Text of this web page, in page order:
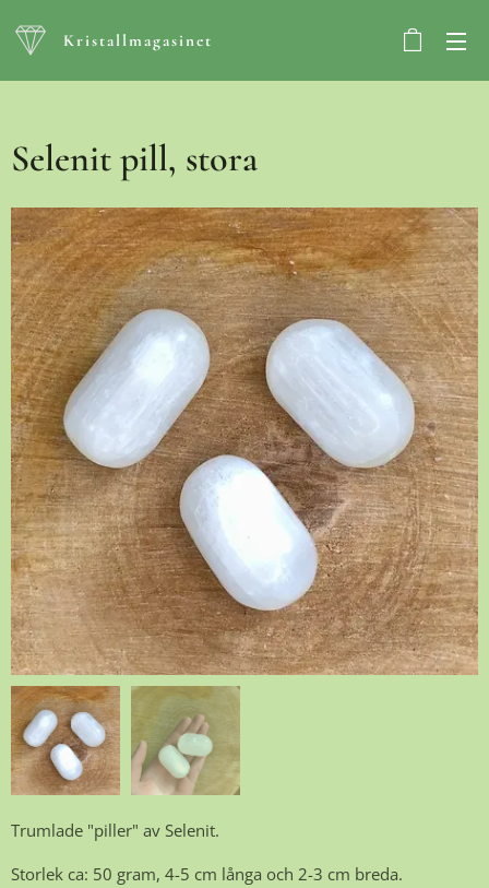
Kristallmagasinet
Selenit pill, stora
Trumlade "piller" av Selenit.
Storlek ca: 50 gram, 4-5 cm långa och 2-3 cm breda.